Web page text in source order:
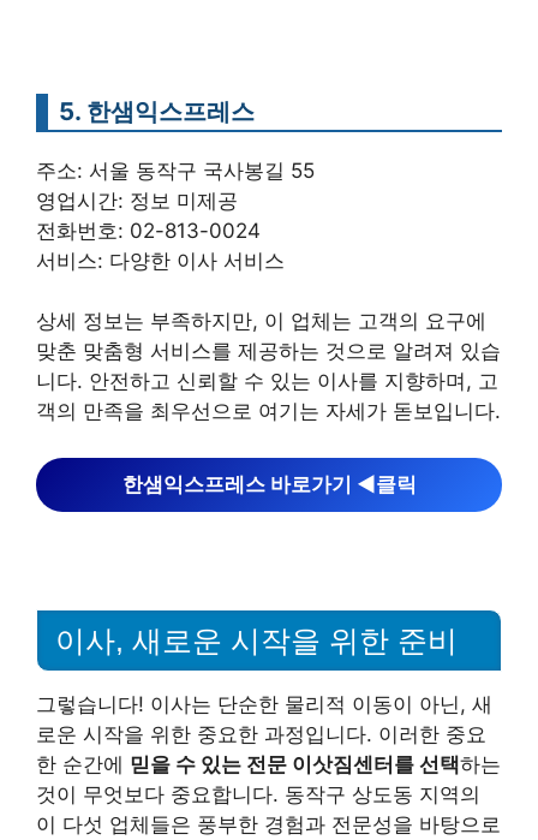
5. 한샘익스프레스
주소: 서울 동작구 국사봉길 55
영업시간: 정보 미제공
전화번호: 02-813-0024
서비스: 다양한 이사 서비스
상세 정보는 부족하지만, 이 업체는 고객의 요구에
맞춘 맞춤형 서비스를 제공하는 것으로 알려져 있습
니다. 안전하고 신뢰할 수 있는 이사를 지향하며, 고
객의 만족을 최우선으로 여기는 자세가 돋보입니다.
한샘익스프레스 바로가기 ◀︎클릭
이사, 새로운 시작을 위한 준비
그렇습니다! 이사는 단순한 물리적 이동이 아닌, 새
로운 시작을 위한 중요한 과정입니다. 이러한 중요
한 순간에 믿을 수 있는 전문 이삿짐센터를 선택하는
것이 무엇보다 중요합니다. 동작구 상도동 지역의
이 다섯 업체들은 풍부한 경험과 전문성을 바탕으로